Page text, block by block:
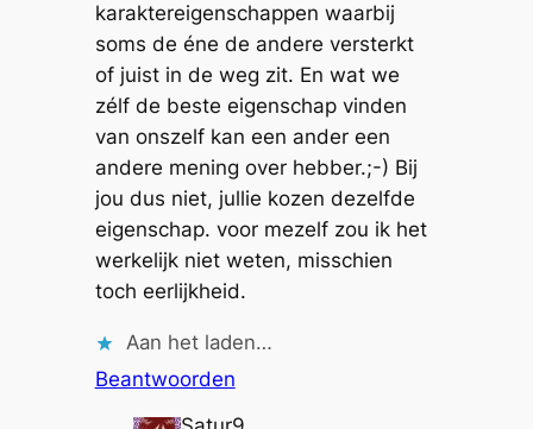
karaktereigenschappen waarbij
soms de éne de andere versterkt
of juist in de weg zit. En wat we
zélf de beste eigenschap vinden
van onszelf kan een ander een
andere mening over hebber.;-) Bij
jou dus niet, jullie kozen dezelfde
eigenschap. voor mezelf zou ik het
werkelijk niet weten, misschien
toch eerlijkheid.
Aan het laden…
Beantwoorden